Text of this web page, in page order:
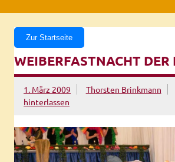
Zur Startseite
WEIBERFASTNACHT DER
1. März 2009 Thorsten Brinkmann
hinterlassen